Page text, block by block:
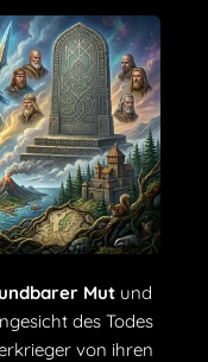
Mut und
des Todes
von ihren